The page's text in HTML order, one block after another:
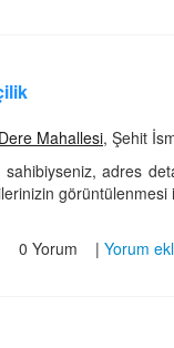
Dere Mahallesi, Şehit
adres
görüntülenmesi
0 Yorum | Yorum